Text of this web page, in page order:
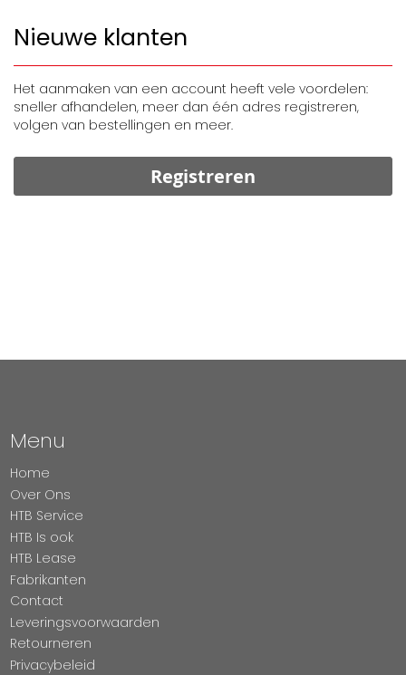
Nieuwe klanten
Het aanmaken van een account heeft vele voordelen:
sneller afhandelen, meer dan één adres registreren,
volgen van bestellingen en meer.
Registreren
Menu
Home
Over Ons
HTB Service
HTB Is ook
HTB Lease
Fabrikanten
Contact
Leveringsvoorwaarden
Retourneren
Privacybeleid